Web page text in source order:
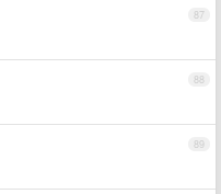
87
88
89